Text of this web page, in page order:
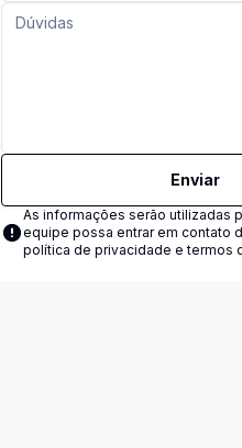
Enviar
As informações serão utilizadas
equipe possa entrar em contato
política de privacidade e termos